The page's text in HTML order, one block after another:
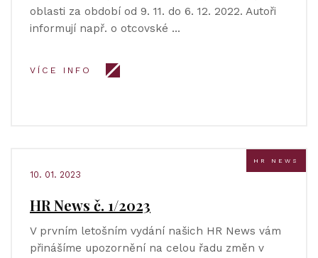
oblasti za období od 9. 11. do 6. 12. 2022. Autoři
informují např. o otcovské …
VÍCE INFO
HR NEWS
10. 01. 2023
HR News č. 1/2023
V prvním letošním vydání našich HR News vám
přinášíme upozornění na celou řadu změn v